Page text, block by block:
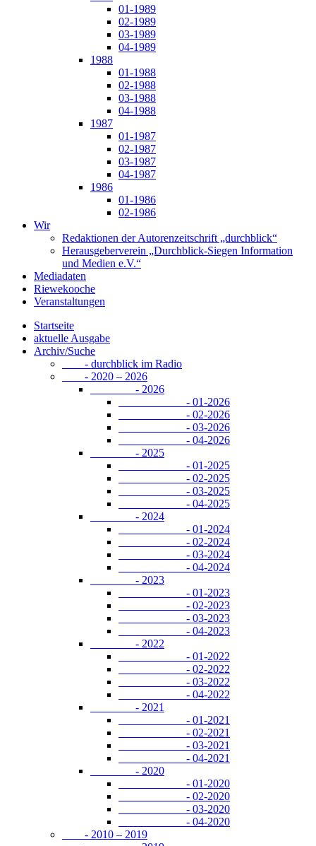
01-1989
02-1989
03-1989
04-1989
1988
01-1988
02-1988
03-1988
04-1988
1987
01-1987
02-1987
03-1987
04-1987
1986
01-1986
02-1986
Wir
Redaktionen der Autorenzeitschrift „durchblick“
Herausgeberverein „Durchblick-Siegen Information
und Medien e.V.“
Mediadaten
Riewekooche
Veranstaltungen
Startseite
aktuelle Ausgabe
Archiv/Suche
- durchblick im Radio
- 2020 – 2026
- 2026
- 01-2026
- 02-2026
- 03-2026
- 04-2026
- 2025
- 01-2025
- 02-2025
- 03-2025
- 04-2025
- 2024
- 01-2024
- 02-2024
- 03-2024
- 04-2024
- 2023
- 01-2023
- 02-2023
- 03-2023
- 04-2023
- 2022
- 01-2022
- 02-2022
- 03-2022
- 04-2022
- 2021
- 01-2021
- 02-2021
- 03-2021
- 04-2021
- 2020
- 01-2020
- 02-2020
- 03-2020
- 04-2020
- 2010 – 2019